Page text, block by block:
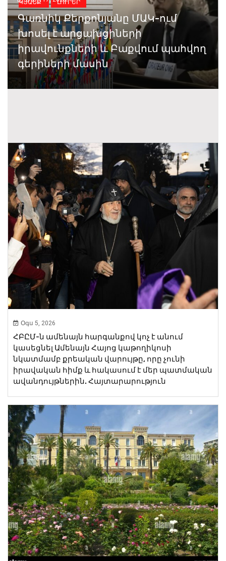
ԿՅԱՆՔ
ԼՈՒՐԵՐ
Գառնիկ Քերքոնյանը ՄԱԿ-ում
խոսել է արցախցիների
իրավունքների և Բաքվում պահվող
գերիների մասին
Օգս 5, 2026
ՀԲԸՄ-ն ամենայն հարգանքով կոչ է անում
կասեցնել Ամենայն Հայոց կաթողիկոսի
նկատմամբ քրեական վարույթը, որը չունի
իրավական հիմք և հակասում է մեր պատմական
ավանդույթներին. Հայտարարություն